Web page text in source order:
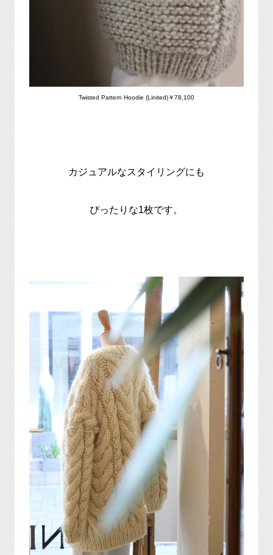
Twisted Pattern Hoodie (Linited)￥78,100
カジュアルなスタイリングにも
ぴったりな1枚です。